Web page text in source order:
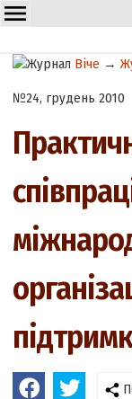
Віче →
№24, грудень 2010